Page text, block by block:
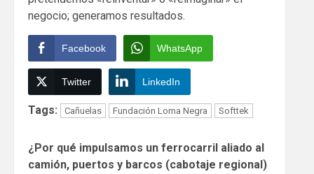
negocio; generamos resultados.
Facebook WhatsApp
Twitter LinkedIn
Tags: Cañuelas Fundación Loma Negra Softtek
Reading
¿Por qué impulsamos un ferrocarril aliado al
camión, puertos y barcos (cabotaje regional)